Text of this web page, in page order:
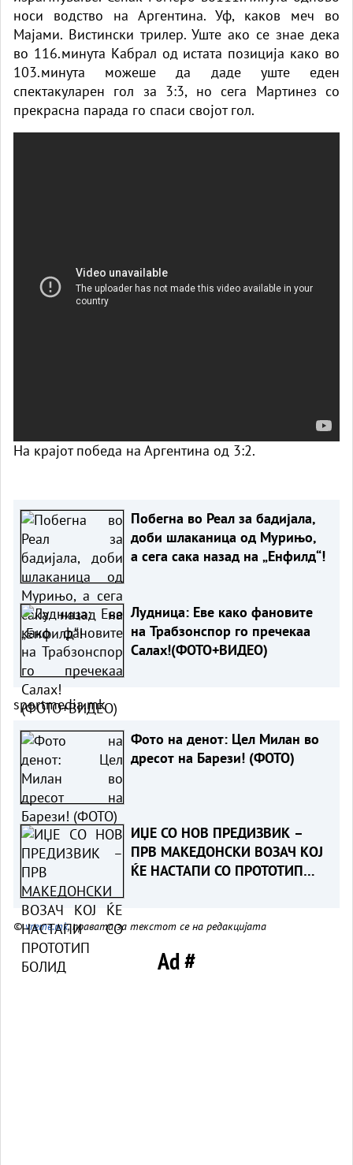
носи водство на Аргентина. Уф, каков меч во
Мајами. Вистински трилер. Уште ако се знае дека
во 116.минута Кабрал од истата позиција како во
103.минута можеше да даде уште еден
спектакуларен гол за 3:3, но сега Мартинез со
прекрасна парада го спаси својот гол.
На крајот победа на Аргентина од 3:2.
Побегна во Реал за бадијала,
доби шлаканица од Мурињо,
а сега сака назад на „Енфилд“!
Лудница: Еве како фановите
на Трабзонспор го пречекаа
Салах!(ФОТО+ВИДЕО)
sportmedia.mk
Фото на денот: Цел Милан во
дресот на Барези! (ФОТО)
ИЏЕ СО НОВ ПРЕДИЗВИК –
ПРВ МАКЕДОНСКИ ВОЗАЧ КОЈ
ЌЕ НАСТАПИ СО ПРОТОТИП
©vreme.mk, правата за текстот се на редакцијата
Ad #